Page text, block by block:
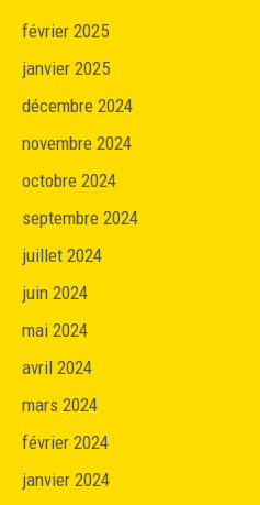
février 2025
janvier 2025
décembre 2024
novembre 2024
octobre 2024
septembre 2024
juillet 2024
juin 2024
mai 2024
avril 2024
mars 2024
février 2024
janvier 2024